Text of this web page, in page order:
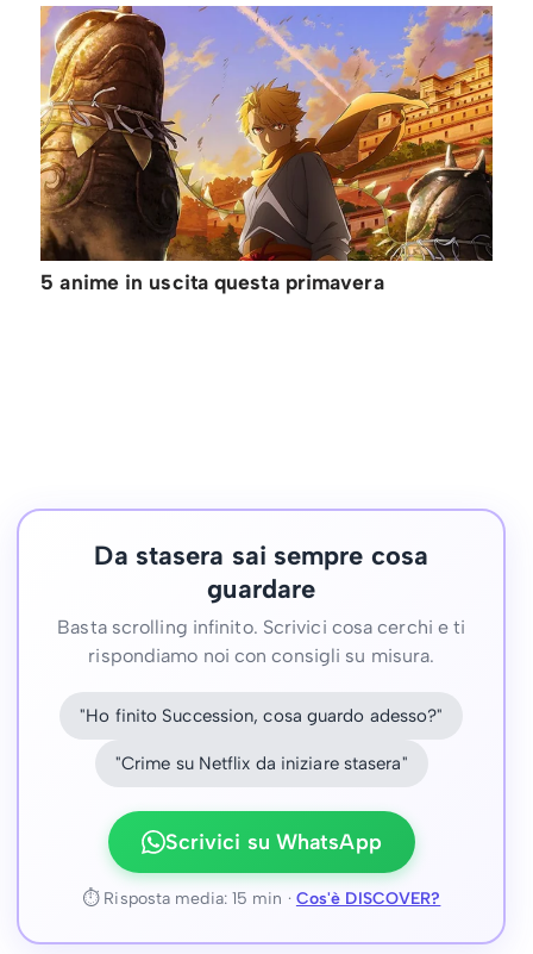
5 anime in uscita questa primavera
Da stasera sai sempre cosa
guardare
Basta scrolling infinito. Scrivici cosa cerchi e ti
rispondiamo noi con consigli su misura.
"Ho finito Succession, cosa guardo adesso?"
"Crime su Netflix da iniziare stasera"
Scrivici su WhatsApp
⏱ Risposta media: 15 min · Cos'è DISCOVER?